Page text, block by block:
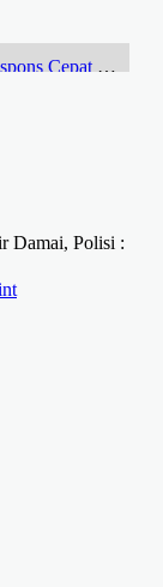
Apresiasi Pengadilan Tinggi Surabaya: Respons Cepat Gugatan Banding Perdata Sumenep, Harapan Pencari Keadilan
Damai, Polisi :